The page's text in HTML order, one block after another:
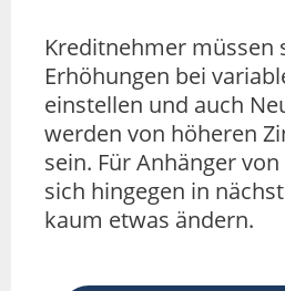
Kreditnehmer müssen
Erhöhungen bei
einstellen und auch
werden von höheren
sein. Für Anhänger
sich hingegen in
kaum etwas ändern.